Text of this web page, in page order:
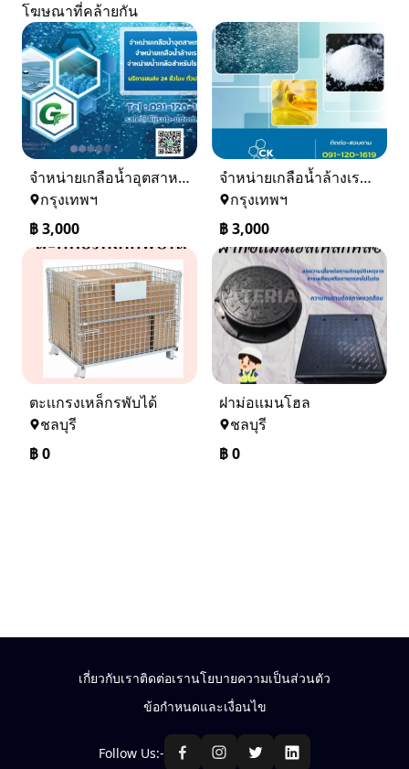
โฆษณาที่คล้ายกัน
จำหน่ายเกลือน้ำอุตสาหกรรม เกลือน้ำล้างเรซิ่น
กรุงเทพฯ
฿3,000
จำหน่ายเกลือน้ำล้างเรซิ่น จำหน่ายเกลือน้ำอุตสาหกรรม
กรุงเทพฯ
฿3,000
ตะเเกรงเหล็กรพับได้
ชลบุรี
฿0
ฝาม่อเเมนโฮล
ชลบุรี
฿0
เกี่ยวกับเราติดต่อเรานโยบายความเป็นส่วนตัว
ข้อกำหนดและเงื่อนไข
Follow Us:-